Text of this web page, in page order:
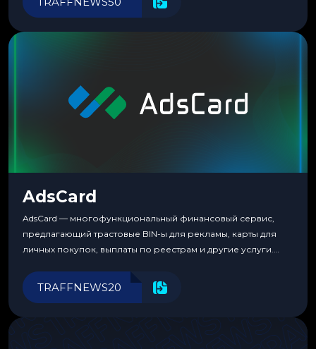
пока тот не докажет обратное делом. LuckyCards — история
AdsCard
AdsCard — многофункциональный финансовый сервис,
предлагающий трастовые BIN-ы для рекламы, карты для
личных покупок, выплаты по реестрам и другие услуги.
инструменты для управления финансами.
TRAFFNEWS20